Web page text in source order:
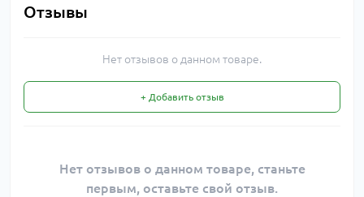
Отзывы
Нет отзывов о данном товаре.
+ Добавить отзыв
Нет отзывов о данном товаре, станьте
первым, оставьте свой отзыв.